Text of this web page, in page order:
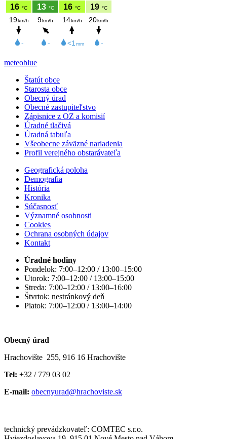
meteoblue
Štatút obce
Starosta obce
Obecný úrad
Obecné zastupiteľstvo
Zápisnice z OZ a komisií
Úradné tlačivá
Úradná tabuľa
Všeobecne záväzné nariadenia
Profil verejného obstarávateľa
Geografická poloha
Demografia
História
Kronika
Súčasnosť
Významné osobnosti
Cookies
Ochrana osobných údajov
Kontakt
Úradné hodiny
Pondelok: 7:00–12:00 / 13:00–15:00
Utorok: 7:00–12:00 / 13:00–15:00
Streda: 7:00–12:00 / 13:00–16:00
Štvrtok: nestránkový deň
Piatok: 7:00–12:00 / 13:00–14:00
Obecný úrad
Hrachovište 255, 916 16 Hrachovište
Tel: +32 / 779 03 02
E-mail: obecnyurad@hrachoviste.sk
technický prevádzkovateľ: COMTEC s.r.o.